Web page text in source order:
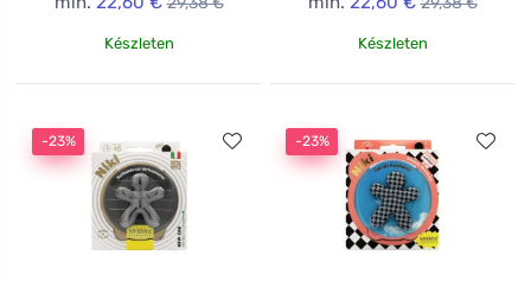
Készleten Készleten
-23% -23%